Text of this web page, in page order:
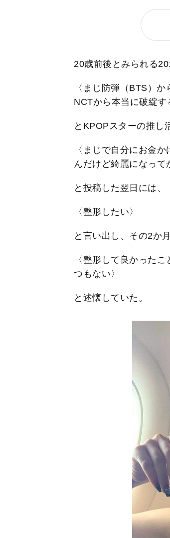
20歳前後とみられる
〈まじ防弾（BTS）
NCTから本当に破綻す
とKPOPスターの推し
〈まじで自分にお金
んだけど綺麗になって
と投稿した翌日には、
〈整形したい〉
と言い出し、その2か
〈整形して良かった
つもない〉
と述懐していた。